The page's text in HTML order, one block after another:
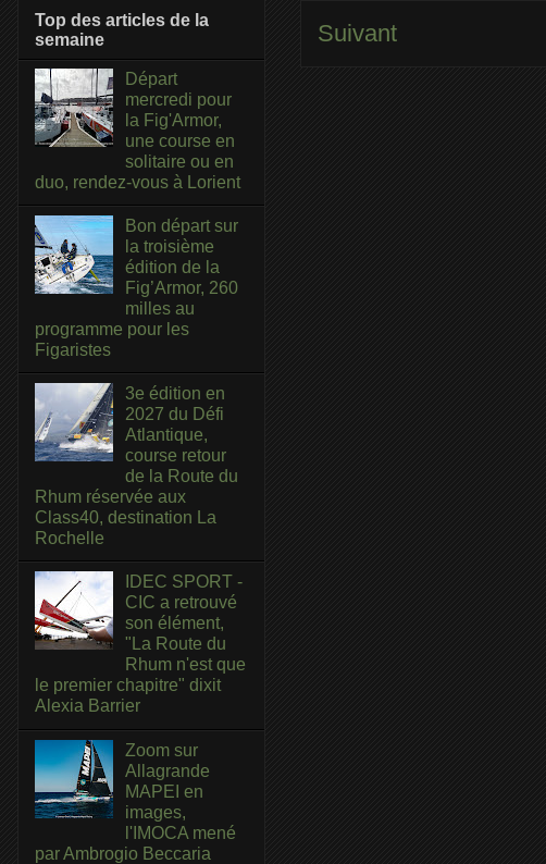
Suivant
Top des articles de la
semaine
Départ
mercredi pour
la Fig'Armor,
une course en
solitaire ou en
duo, rendez-vous à Lorient
Bon départ sur
la troisième
édition de la
Fig’Armor, 260
milles au
programme pour les
Figaristes
3e édition en
2027 du Défi
Atlantique,
course retour
de la Route du
Rhum réservée aux
Class40, destination La
Rochelle
IDEC SPORT -
CIC a retrouvé
son élément,
"La Route du
Rhum n'est que
le premier chapitre" dixit
Alexia Barrier
Zoom sur
Allagrande
MAPEI en
images,
l'IMOCA mené
par Ambrogio Beccaria